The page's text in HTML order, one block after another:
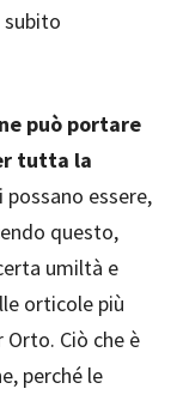
può portare
tutta la
essere,
questo,
umiltà e
orticole più
Ciò che è
perché le